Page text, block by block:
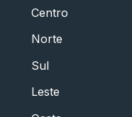
Centro
Norte
Sul
Leste